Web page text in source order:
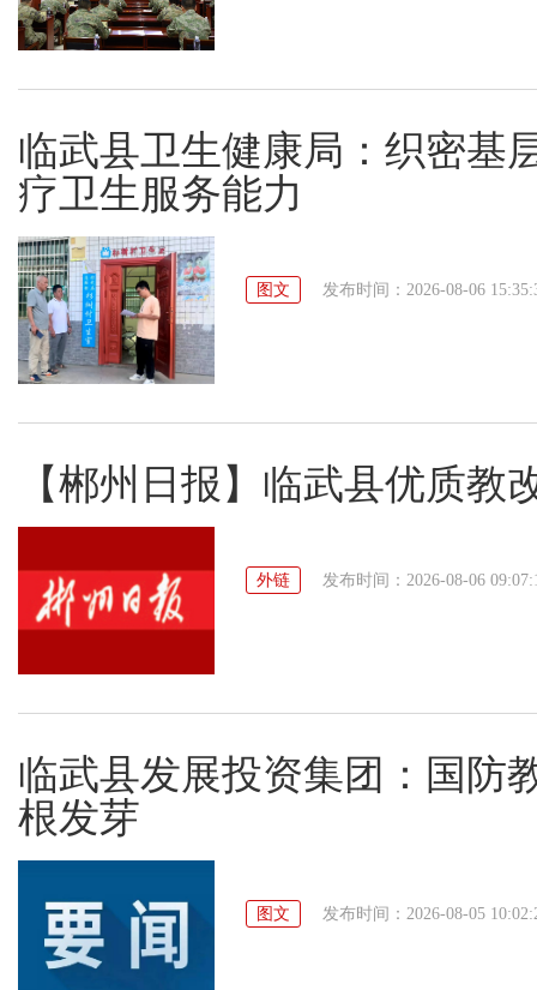
临武县卫生健康局：织密基
疗卫生服务能力
图文 发布时间：2026-08-06
【郴州日报】临武县优质教
外链 发布时间：2026-08-06
临武县发展投资集团：国防
根发芽
图文 发布时间：2026-08-05